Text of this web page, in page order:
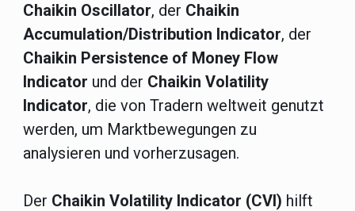
Chaikin Oscillator, der Chaikin
Accumulation/Distribution Indicator, der
Chaikin Persistence of Money Flow
Indicator und der Chaikin Volatility
Indicator, die von Tradern weltweit genutzt
werden, um Marktbewegungen zu
analysieren und vorherzusagen.
Der Chaikin Volatility Indicator (CVI) hilft